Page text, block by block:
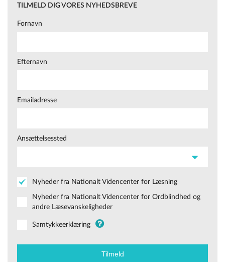
TILMELD DIG VORES NYHEDSBREVE
Fornavn
Efternavn
Emailadresse
Ansættelsessted
Nyheder fra Nationalt Videncenter for Læsning
Nyheder fra Nationalt Videncenter for Ordblindhed og
andre Læsevanskeligheder
Samtykkeerklæring